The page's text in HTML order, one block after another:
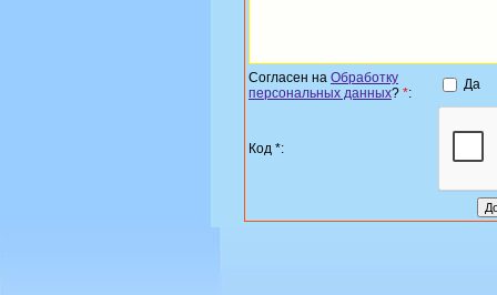
Согласен на Обработку
персональных данных? *:
Да
Код *: